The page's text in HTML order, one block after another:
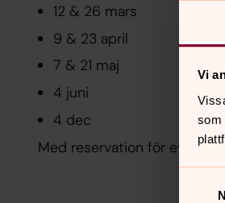
Vi
som
12 & 26 mars
9 & 23 april
7 & 21 maj
4 juni
4 dec
Med reservation för ev